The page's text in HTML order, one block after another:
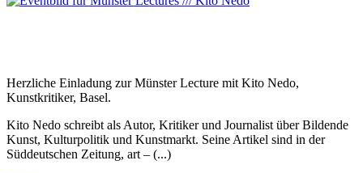
Herzliche Einladung zur Münster Lecture mit Kito Nedo,
Kunstkritiker, Basel.
Kito Nedo schreibt als Autor, Kritiker und Journalist über Bildende
Kunst, Kulturpolitik und Kunstmarkt. Seine Artikel sind in der
Süddeutschen Zeitung, art – (...)